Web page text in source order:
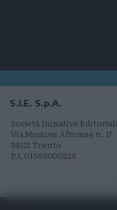
S.I.E. S.p.A.
Società Iniziative Editoriali
Via Missioni Africane n. 17
38121 Trento
P.I. 01568000226